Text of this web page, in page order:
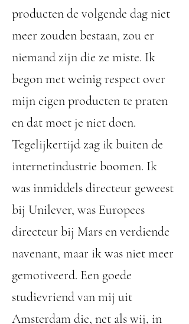
producten de volgende dag niet
meer zouden bestaan, zou er
niemand zijn die ze miste. Ik
begon met weinig respect over
mijn eigen producten te praten
en dat moet je niet doen.
Tegelijkertijd zag ik buiten de
internetindustrie boomen. Ik
was inmiddels directeur geweest
bij Unilever, was Europees
directeur bij Mars en verdiende
navenant, maar ik was niet meer
gemotiveerd. Een goede
studievriend van mij uit
Amsterdam die, net als wij, in